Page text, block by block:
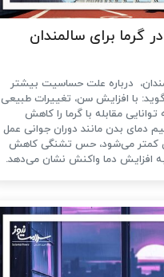
گرما برای سالمندان
درباره علت حساسیت بیشتر
با افزایش سن، تغییرات طبیعی
مقابله با گرما را کاهش
دمای بدن مانند دوران جوانی عمل
کمتر می‌شود، حس تشنگی کاهش
افزایش دما واکنش نشان می‌دهد.